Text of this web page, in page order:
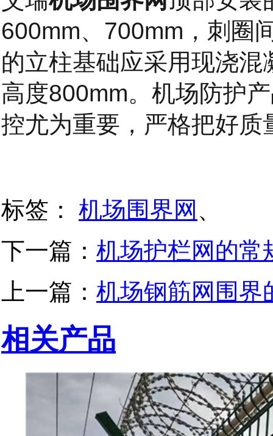
600mm、 700mm ，刺圈
的立柱基础应采用现浇混
高度800mm。机场防护
控尤为重要，严格把好质
标签： 机场围界网 、
下一篇： 机场护栏网的常
上一篇： 机场钢筋网围界
相关产品